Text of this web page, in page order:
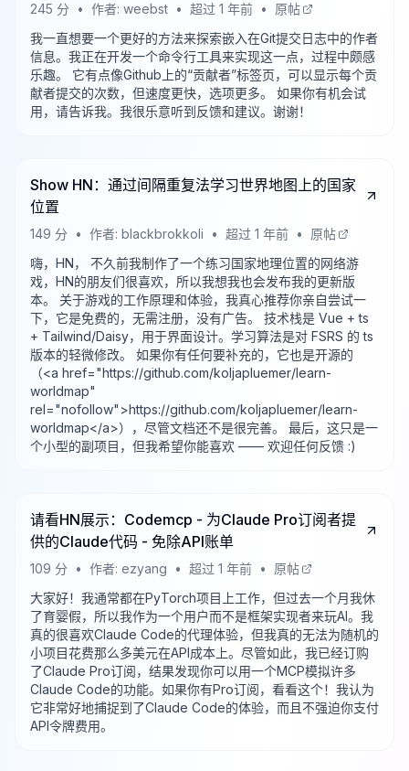
245 分 • 作者: weebst • 超过 1 年前 •
原帖
我一直想要一个更好的方法来探索嵌入在Git提交日志中的作者
信息。我正在开发一个命令行工具来实现这一点，过程中颇感
乐趣。 它有点像Github上的“贡献者”标签页，可以显示每个贡
献者提交的次数，但速度更快，选项更多。 如果你有机会试
用，请告诉我。我很乐意听到反馈和建议。谢谢！
Show HN：通过间隔重复法学习世界地图上的国家
位置
149 分 • 作者: blackbrokkoli • 超过 1 年前 •
原帖
嗨，HN， 不久前我制作了一个练习国家地理位置的网络游
戏，HN的朋友们很喜欢，所以我想我也会发布我的更新版
本。 关于游戏的工作原理和体验，我真心推荐你亲自尝试一
下，它是免费的，无需注册，没有广告。 技术栈是 Vue + ts
+ Tailwind/Daisy，用于界面设计。学习算法是对 FSRS 的 ts
版本的轻微修改。 如果你有任何要补充的，它也是开源的
（<a href="https://github.com/koljapluemer/learn-
worldmap"
rel="nofollow">https://github.com/koljapluemer/learn-
worldmap</a>），尽管文档还不是很完善。 最后，这只是一
个小型的副项目，但我希望你能喜欢 —— 欢迎任何反馈 :)
请看HN展示：Codemcp - 为Claude Pro订阅者提
供的Claude代码 - 免除API账单
109 分 • 作者: ezyang • 超过 1 年前 •
原帖
大家好！我通常都在PyTorch项目上工作，但过去一个月我休
了育婴假，所以我作为一个用户而不是框架实现者来玩AI。我
真的很喜欢Claude Code的代理体验，但我真的无法为随机的
小项目花费那么多美元在API成本上。尽管如此，我已经订购
了Claude Pro订阅，结果发现你可以用一个MCP模拟许多
Claude Code的功能。如果你有Pro订阅，看看这个！我认为
它非常好地捕捉到了Claude Code的体验，而且不强迫你支付
API令牌费用。